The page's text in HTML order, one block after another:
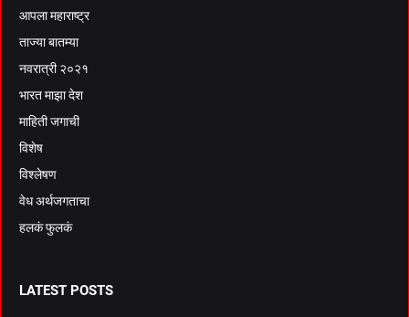
आपला महाराष्ट्र
ताज्या बातम्या
नवरात्री २०२१
भारत माझा देश
माहिती जगाची
विशेष
विश्लेषण
वेध अर्थजगताचा
हलकं फुलकं
LATEST POSTS